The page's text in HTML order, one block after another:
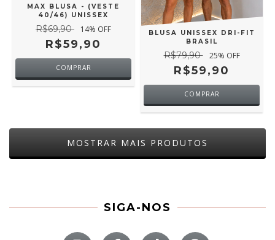
MAX BLUSA - (VESTE
40/46) UNISSEX
R$69,90 14% OFF
R$59,90
BLUSA UNISSEX DRI-FIT
BRASIL
R$79,90 25% OFF
R$59,90
COMPRAR
MOSTRAR MAIS PRODUTOS
SIGA-NOS